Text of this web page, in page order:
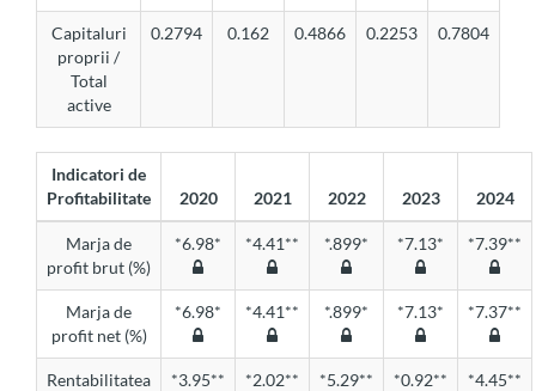
Capitaluri
proprii /
Total
active
0.2794 0.162 0.4866 0.2253 0.7804
Indicatori de
Profitabilitate
2020 2021 2022 2023 2024
Marja de
profit brut (%)
*6.98* *4.41** *.899* *7.13* *7.39**
Marja de
profit net (%)
*6.98* *4.41** *.899* *7.13* *7.37**
Rentabilitatea
*3.95** *2.02** *5.29** *0.92** *4.45**